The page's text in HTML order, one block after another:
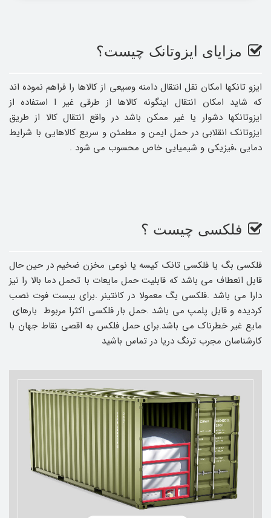
مزایای ایزوتانک چیست؟
ایزو تانکها امکان نقل انتقال دامنه وسیعی از کالاها را فراهم نموده اند
که شاید امکان انتقال اینگونه کالاها از طرقی غیر ا استفاده از
ایزوتانکها دشوار یا غیر ممکن باشد در واقع انتقال کالا از طریق
ایزوتانک انقلابی در حمل ایمن و مطمئن و سریع کالاهایی با شرایط
دمایی ،فیزیکی و شیمیایی خاص محسوب می شود .
فلکسی چیست ؟
فلکسی بگ یا فلکسی تانک کیسه یا نوعی مخزن ضخیم در حین حال
قابل انعطاف می باشد که قابلیت حمل مایعات با تحمل دما بالا را نیز
دارا می باشد .فلکسی بگ معمولا در کانتینر .برای بیست فوت نصب
کردیده و قابل پلمپ می باشد .حمل بار فلکسی اکثرا مربوط بارهای
مایع غیر خطرناک می باشد.برای حمل فلکس به اقصی نقاط جهان با
کارشناسان مجرب ترنگ دریا در تماس باشید